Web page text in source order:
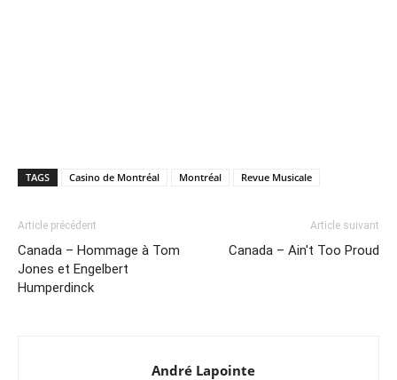
TAGS Casino de Montréal Montréal Revue Musicale
Article précédent
Canada – Hommage à Tom
Jones et Engelbert
Humperdinck
Article suivant
Canada – Ain't Too Proud
André Lapointe